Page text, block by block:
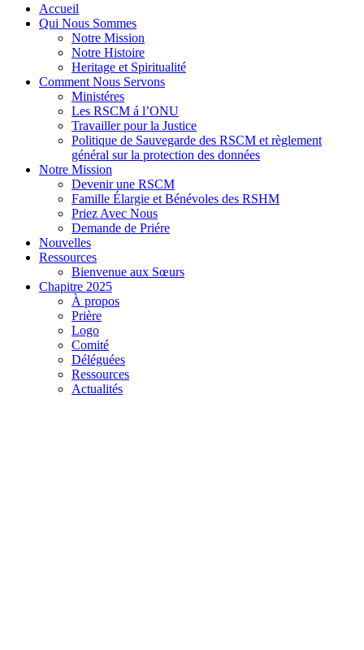
Accueil
Qui Nous Sommes
Notre Mission
Notre Histoire
Heritage et Spiritualité
Comment Nous Servons
Ministéres
Les RSCM á l’ONU
Travailler pour la Justice
Politique de Sauvegarde des RSCM et règlement
général sur la protection des données
Notre Mission
Devenir une RSCM
Famille Élargie et Bénévoles des RSHM
Priez Avec Nous
Demande de Priére
Nouvelles
Ressources
Bienvenue aux Sœurs
Chapitre 2025
À propos
Prière
Logo
Comité
Déléguées
Ressources
Actualités